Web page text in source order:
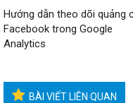
Hướng dẫn theo dõi quảng
Facebook trong Google
Analytics
BÀI VIẾT LIÊN QUAN